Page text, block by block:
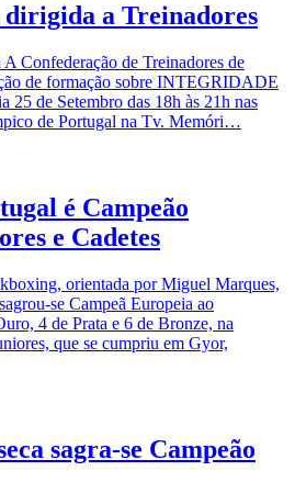
a Treinadores
Confederação de Treinadores de
de formação sobre INTEGRIDADE
25 de Setembro das 18h às 21h nas
de Portugal na Tv. Memóri…
é Campeão
e Cadetes
orientada por Miguel Marques,
se Campeã Europeia ao
4 de Prata e 6 de Bronze, na
que se cumpriu em Gyor,
sagra-se Campeão